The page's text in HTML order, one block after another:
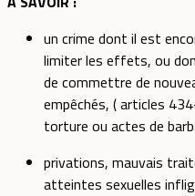
un crime dont il est
limiter les effets, ou
de commettre de
empêchés, ( articles
torture ou actes de
privations, mauvais
atteintes sexuelles